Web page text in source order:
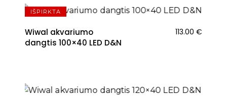
IŠPIRKTA
Wiwal akvariumo
dangtis 100×40 LED D&N
113.00 €